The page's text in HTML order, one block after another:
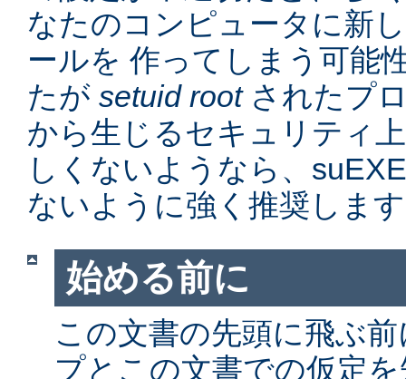
なたのコンピュータに新
ールを 作ってしまう可能
たが setuid rootされたプ
から生じるセキュリティ
しくないようなら、
ないように強く推奨しま
始める前に
この文書の先頭に飛ぶ
プとこの文書での仮定